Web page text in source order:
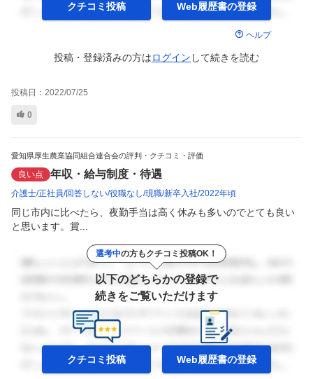
クチコミ投稿 Web履歴書の登録
ヘルプ
投稿・登録済みの方はログイン して続きを読む
投稿日： 2022/07/25
0
愛知県厚生農業協同組合連合会の評判・クチコミ・評価
良い点 年収・給与制度・待遇
介護士 正社員 回答しない 役職なし 現職 新卒入社 2022年頃
同じ市内に比べたら、夜勤手当は高く休みも多いのでとても良い
と思います。賞...
選考中の方もクチコミ投稿OK！
以下のどちらかの登録で
続きをご覧いただけます
クチコミ投稿 Web履歴書の登録